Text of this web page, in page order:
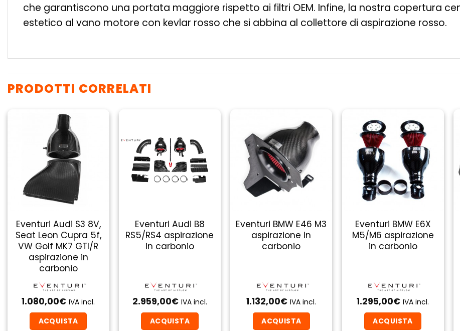
che garantiscono una portata maggiore rispetto ai filtri OEM. Infine, la nostra copertura
estetico al vano motore con kevlar rosso che si abbina al collettore di aspirazione rosso.
PRODOTTI CORRELATI
Eventuri Audi S3 8V,
Seat Leon Cupra 5f,
VW Golf MK7 GTI/R
aspirazione in
carbonio
1.080,00€ IVA incl.
ACQUISTA
Eventuri Audi B8
RS5/RS4 aspirazione
in carbonio
2.959,00€ IVA incl.
ACQUISTA
Eventuri BMW E46 M3
aspirazione in
carbonio
1.132,00€ IVA incl.
ACQUISTA
Eventuri BMW E6X
M5/M6 aspirazione
in carbonio
1.295,00€ IVA incl.
ACQUISTA